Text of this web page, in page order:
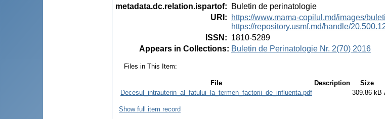
metadata.dc.relation.ispartof:
Buletin de perinatologie
URI :
https://www.mama-copilul.md/images/
https://repository.usmf.md/handle/
ISSN : 1810-5289
Appears in Collections: Buletin de Perinatologie Nr. 2(70) 2016
Files in This Item:
File Description Size
Decesul_intrauterin_al_fatului_la_termen_factorii_de_influenta.pdf
309.86 kB
Show full item record